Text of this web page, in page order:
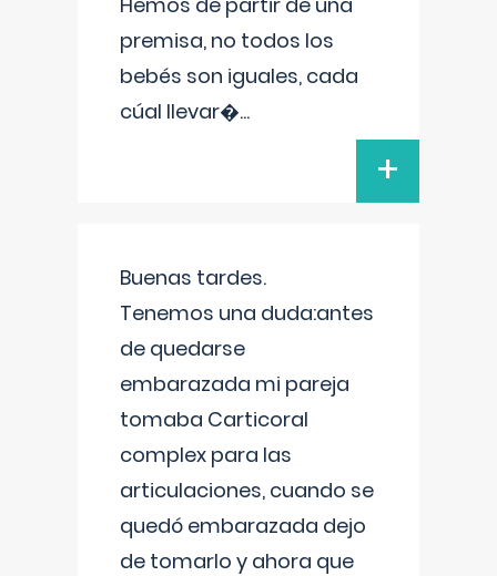
premisa, no todos los
bebés son iguales, cada
cúal llevar�...
+
Buenas tardes.
Tenemos una duda:antes
de quedarse
embarazada mi pareja
tomaba Carticoral
complex para las
articulaciones, cuando se
quedó embarazada dejo
de tomarlo y ahora que